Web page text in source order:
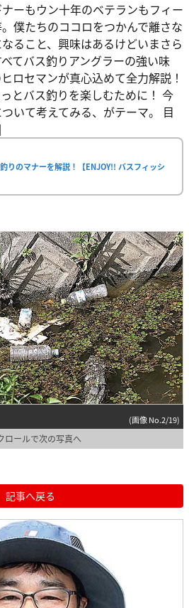
ーもウン十年のベテランもフィー
僕たちのココロをつかんで離さな
ること、興味はあるけどいまさら
てバス釣りアングラーの強い味
ロセマンが真心込めて全力解説！
とバス釣りを楽しむために！ 今
いて考えてみる、がテーマ。 目
りのマナーを解説！【ENJOY!! バスフィッシ
(画像 No.2/19)
ロールで次の写真へ
記事へ戻る